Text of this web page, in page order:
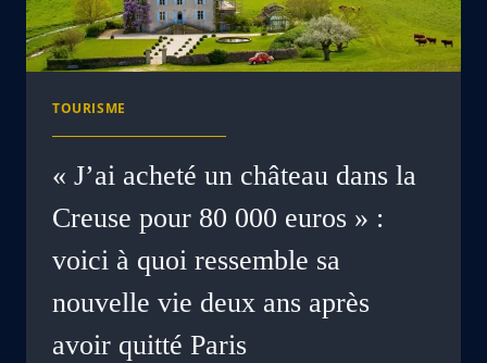
TOURISME
« J’ai acheté un château dans la
Creuse pour 80 000 euros » :
voici à quoi ressemble sa
nouvelle vie deux ans après
avoir quitté Paris